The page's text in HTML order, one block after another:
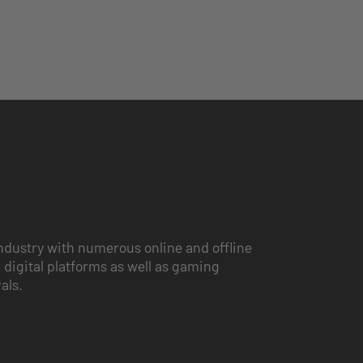
with numerous online and offline
platforms as well as gaming